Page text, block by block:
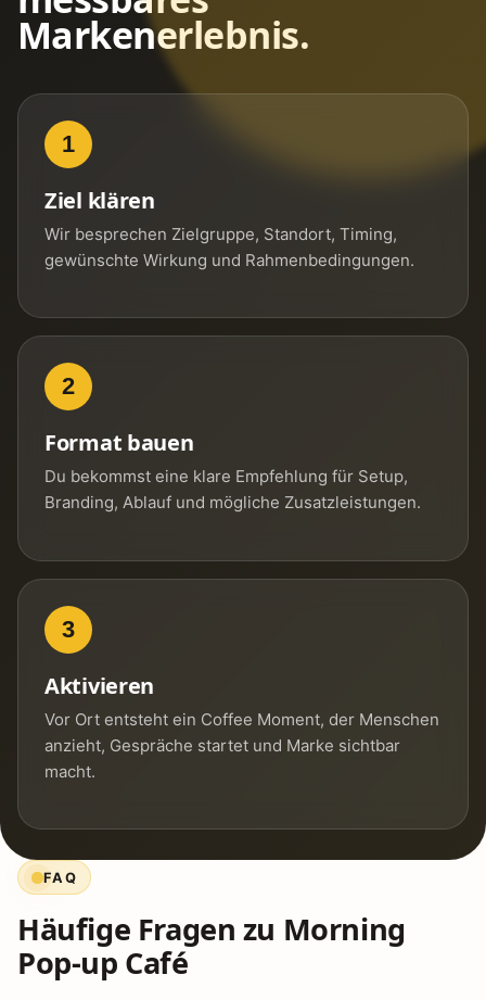
Markenerlebnis.
1
Ziel klären
Wir besprechen Zielgruppe, Standort, Timing,
gewünschte Wirkung und Rahmenbedingungen.
2
Format bauen
Du bekommst eine klare Empfehlung für Setup,
Branding, Ablauf und mögliche Zusatzleistungen.
3
Aktivieren
Vor Ort entsteht ein Coffee Moment, der Menschen
anzieht, Gespräche startet und Marke sichtbar
macht.
FAQ
Häufige Fragen zu Morning
Pop-up Café